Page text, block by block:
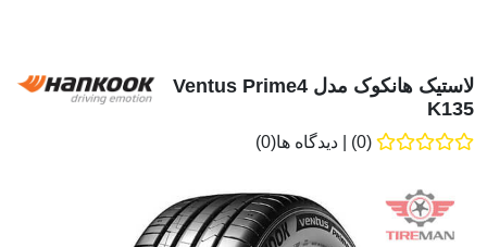
لاستیک هانکوک مدل Ventus Prime4
K135
(0) دیدگاه ها(0)